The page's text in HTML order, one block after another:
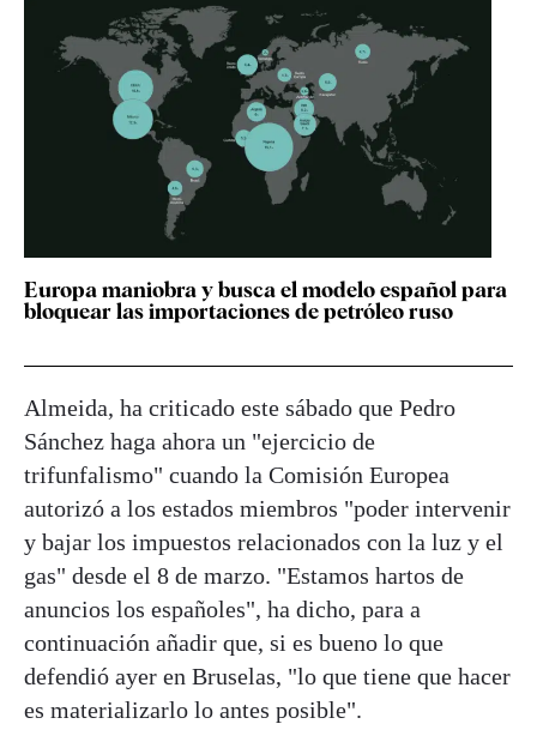
Europa maniobra y busca el modelo español para
bloquear las importaciones de petróleo ruso
Almeida, ha criticado este sábado que Pedro
Sánchez haga ahora un "ejercicio de
trifunfalismo" cuando la Comisión Europea
autorizó a los estados miembros "poder intervenir
y bajar los impuestos relacionados con la luz y el
gas" desde el 8 de marzo. "Estamos hartos de
anuncios los españoles", ha dicho, para a
continuación añadir que, si es bueno lo que
defendió ayer en Bruselas, "lo que tiene que hacer
es materializarlo lo antes posible".